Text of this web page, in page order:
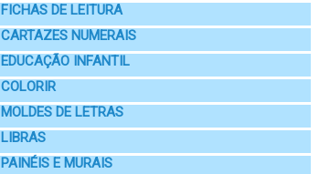
FICHAS DE LEITURA
CARTAZES NUMERAIS
EDUCAÇÃO INFANTIL
COLORIR
MOLDES DE LETRAS
LIBRAS
PAINÉIS E MURAIS